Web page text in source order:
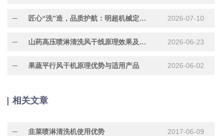
匠心“洗”造，品质护航：明超机械定制化304不锈钢水果清洗机正在加紧赶制中 2026-07-10
山药高压喷淋清洗风干线原理效果及适用产品 2026-06-23
果蔬平行风干机原理优势与适用产品 2026-06-02
相关文章
韭菜喷淋清洗机使用优势 2017-06-09